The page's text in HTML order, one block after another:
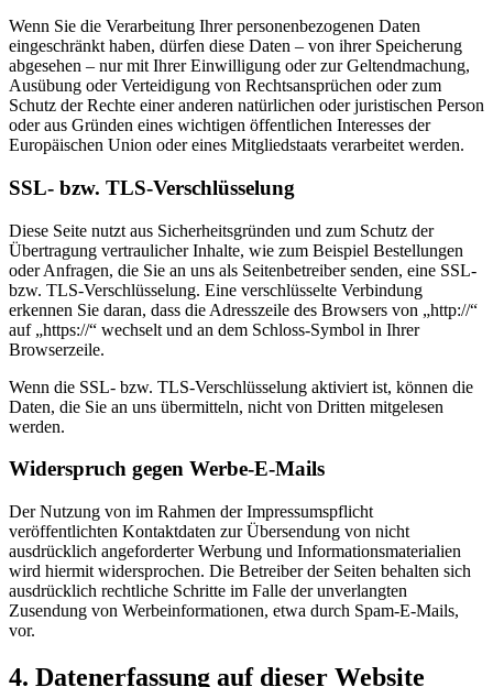
Wenn Sie die Verarbeitung Ihrer personenbezogenen Daten
eingeschränkt haben, dürfen diese Daten – von ihrer Speicherung
abgesehen – nur mit Ihrer Einwilligung oder zur Geltendmachung,
Ausübung oder Verteidigung von Rechtsansprüchen oder zum
Schutz der Rechte einer anderen natürlichen oder juristischen Person
oder aus Gründen eines wichtigen öffentlichen Interesses der
Europäischen Union oder eines Mitgliedstaats verarbeitet werden.
SSL- bzw. TLS-Verschlüsselung
Diese Seite nutzt aus Sicherheitsgründen und zum Schutz der
Übertragung vertraulicher Inhalte, wie zum Beispiel Bestellungen
oder Anfragen, die Sie an uns als Seitenbetreiber senden, eine SSL-
bzw. TLS-Verschlüsselung. Eine verschlüsselte Verbindung
erkennen Sie daran, dass die Adresszeile des Browsers von „http://“
auf „https://“ wechselt und an dem Schloss-Symbol in Ihrer
Browserzeile.
Wenn die SSL- bzw. TLS-Verschlüsselung aktiviert ist, können die
Daten, die Sie an uns übermitteln, nicht von Dritten mitgelesen
werden.
Widerspruch gegen Werbe-E-Mails
Der Nutzung von im Rahmen der Impressumspflicht
veröffentlichten Kontaktdaten zur Übersendung von nicht
ausdrücklich angeforderter Werbung und Informationsmaterialien
wird hiermit widersprochen. Die Betreiber der Seiten behalten sich
ausdrücklich rechtliche Schritte im Falle der unverlangten
Zusendung von Werbeinformationen, etwa durch Spam-E-Mails,
vor.
4. Datenerfassung auf dieser Website